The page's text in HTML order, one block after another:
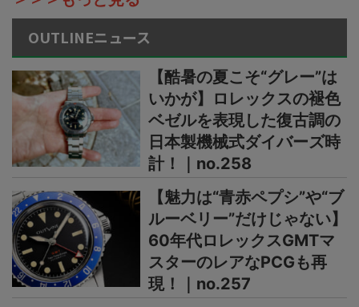
OUTLINEニュース
【酷暑の夏こそ“グレー”は
いかが】ロレックスの褪色
ベゼルを表現した復古調の
日本製機械式ダイバーズ時
計！｜no.258
【魅力は“青赤ペプシ”や“ブ
ルーベリー”だけじゃない】
60年代ロレックスGMTマ
スターのレアなPCGも再
現！｜no.257